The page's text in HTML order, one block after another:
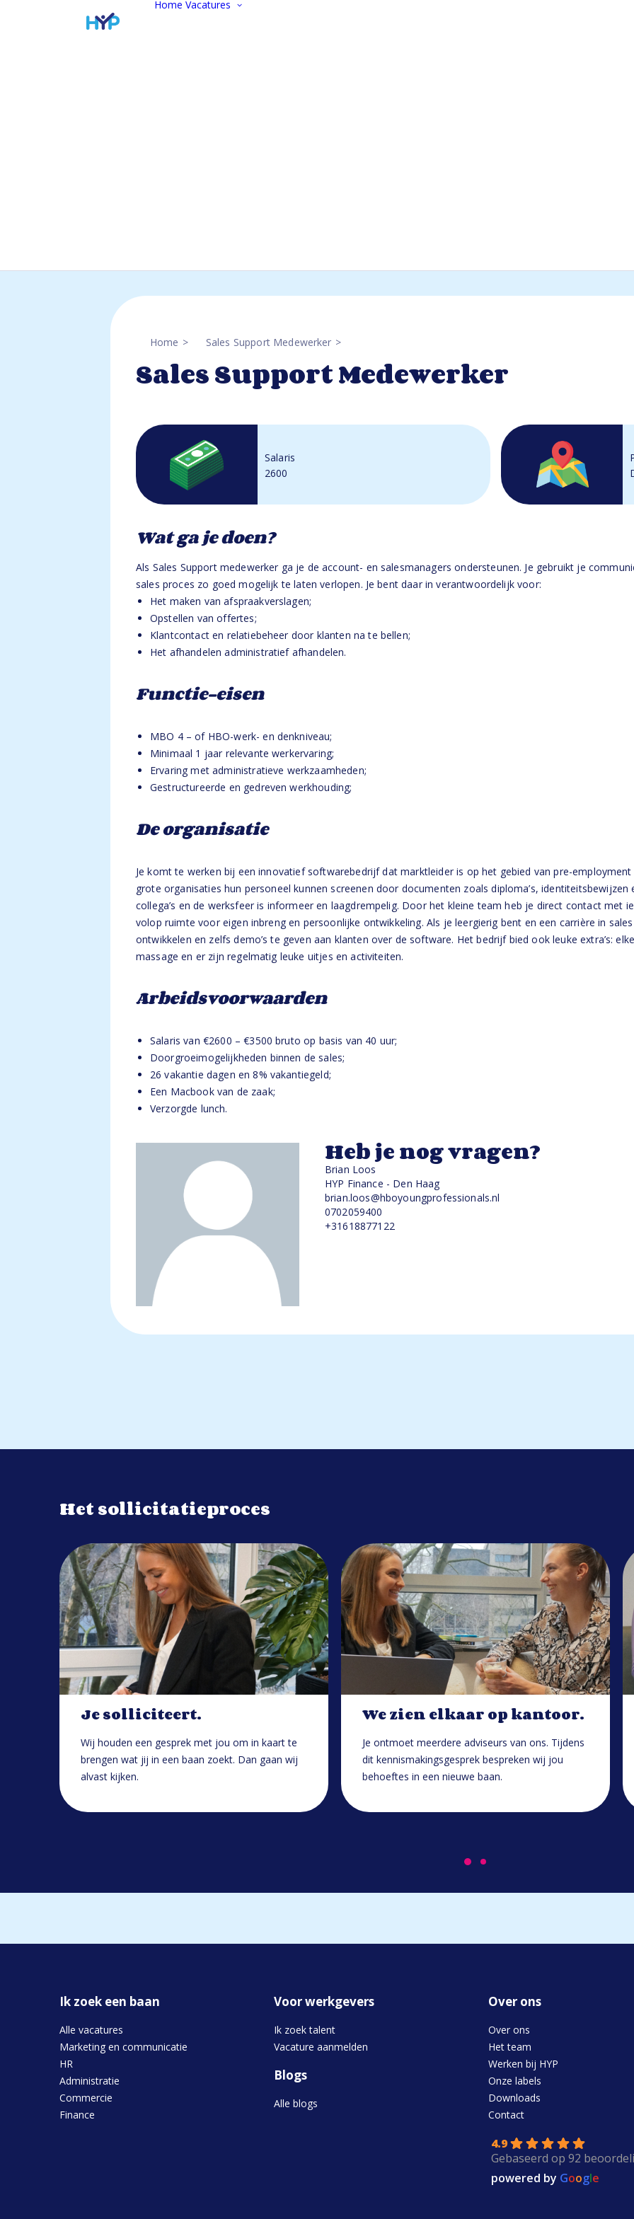
Home Vacatures
Home Sales Support Medewerker
Sales Support Medewerker
Salaris
2600
Wat ga je doen?
Als Sales Support medewerker ga je de account- en salesmanagers ondersteunen. Je gebruikt je
sales proces zo goed mogelijk te laten verlopen. Je bent daar in verantwoordelijk voor:
Het maken van afspraakverslagen;
Opstellen van offertes;
Klantcontact en relatiebeheer door klanten na te bellen;
Het afhandelen administratief afhandelen.
Functie-eisen
MBO 4 – of HBO-werk- en denkniveau;
Minimaal 1 jaar relevante werkervaring;
Ervaring met administratieve werkzaamheden;
Gestructureerde en gedreven werkhouding;
De organisatie
Je komt te werken bij een innovatief softwarebedrijf dat marktleider is op het gebied van pre-
grote organisaties hun personeel kunnen screenen door documenten zoals diploma’s, identiteitsbewijzen
collega’s en de werksfeer is informeer en laagdrempelig. Door het kleine team heb je direct contact met
volop ruimte voor eigen inbreng en persoonlijke ontwikkeling. Als je leergierig bent en een carrière in
ontwikkelen en zelfs demo’s te geven aan klanten over de software. Het bedrijf bied ook leuke extra’s:
massage en er zijn regelmatig leuke uitjes en activiteiten.
Arbeidsvoorwaarden
Salaris van €2600 – €3500 bruto op basis van 40 uur;
Doorgroeimogelijkheden binnen de sales;
26 vakantie dagen en 8% vakantiegeld;
Een Macbook van de zaak;
Verzorgde lunch.
Heb je nog vragen?
Brian Loos
HYP Finance - Den Haag
brian.loos@hboyoungprofessionals.nl
0702059400
+31618877122
Het sollicitatieproces
Je solliciteert.
Wij houden een gesprek met jou om in kaart te
brengen wat jij in een baan zoekt. Dan gaan wij
alvast kijken.
We zien elkaar op kantoor.
Je ontmoet meerdere adviseurs van ons. Tijdens
dit kennismakingsgesprek bespreken wij jou
behoeftes in een nieuwe baan.
Ik zoek een baan
Alle vacatures
Marketing en communicatie
HR
Administratie
Commercie
Finance
Voor werkgevers
Ik zoek talent
Vacature aanmelden
Blogs
Alle blogs
Over ons
Over ons
Het team
Werken bij HYP
Onze labels
Downloads
Contact
4.9
Gebaseerd op 92
powered by Google